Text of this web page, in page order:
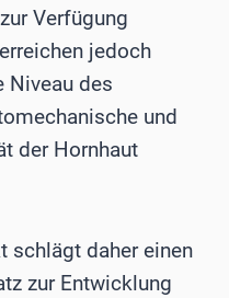
Verfügung
jedoch
Niveau des
und
der Hornhaut
schlägt daher einen
zur Entwicklung